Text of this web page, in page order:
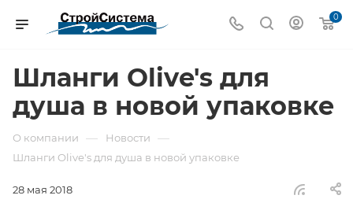
0
Шланги Olive's для
душа в новой упаковке
О компании — Новости —
Шланги Olive's для душа в новой упаковке
28 мая 2018